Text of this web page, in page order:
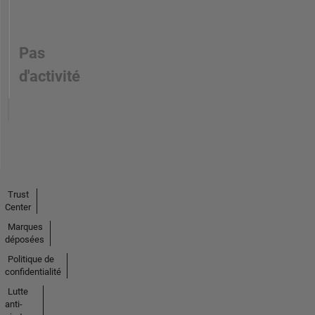
Pas
d'activité
Trust
Center
Marques
déposées
Politique de
confidentialité
Lutte
anti-